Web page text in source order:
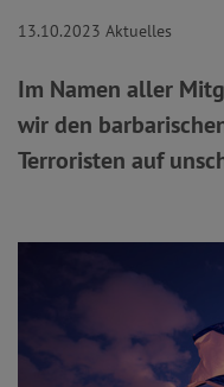
13.10.2023 Aktuelles
Im Namen aller
wir den
Terroristen auf